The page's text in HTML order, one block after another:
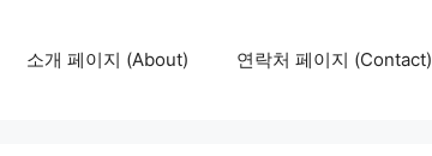
소개 페이지 (About) 연락처 페이지 (Contact)